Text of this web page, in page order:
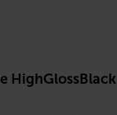
HighGlossBlack